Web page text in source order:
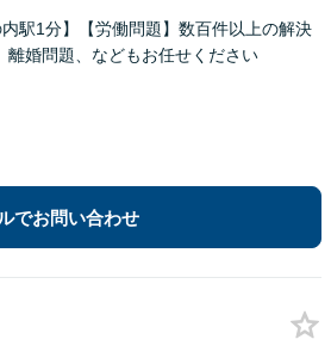
駅1分】【労働問題】数百件以上の解決
婚問題、などもお任せください
でお問い合わせ